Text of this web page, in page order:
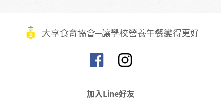
大享食育協會─讓學校營養午餐變得更好
加入Line好友